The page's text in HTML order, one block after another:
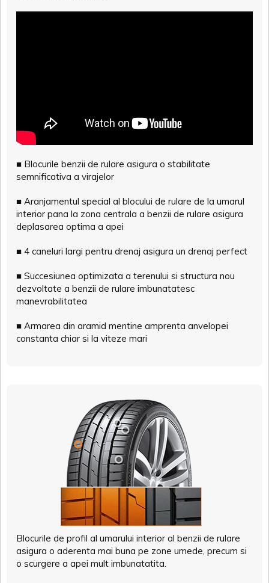
■ Blocurile benzii de rulare asigura o stabilitate
semnificativa a virajelor
■ Aranjamentul special al blocului de rulare de la umarul
interior pana la zona centrala a benzii de rulare asigura
deplasarea optima a apei
■ 4 caneluri largi pentru drenaj asigura un drenaj perfect
■ Succesiunea optimizata a terenului si structura nou
dezvoltate a benzii de rulare imbunatatesc
manevrabilitatea
■ Armarea din aramid mentine amprenta anvelopei
constanta chiar si la viteze mari
Blocurile de profil al umarului interior al benzii de rulare
asigura o aderenta mai buna pe zone umede, precum si
o scurgere a apei mult imbunatatita.